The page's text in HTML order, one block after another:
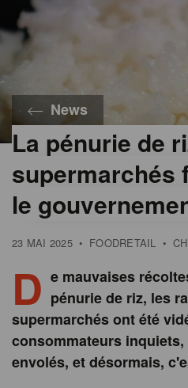
News
La pénurie de
supermarchés
le
23 MAI 2025 • FOODRETAIL •
D e mauvaises
pénurie de riz, les
supermarchés ont été
consommateurs
envolés, et désormais,